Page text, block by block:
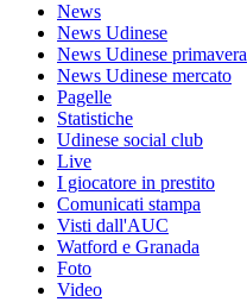
News
News Udinese
News Udinese primavera
News Udinese mercato
Pagelle
Statistiche
Udinese social club
Live
I giocatore in prestito
Comunicati stampa
Visti dall'AUC
Watford e Granada
Foto
Video